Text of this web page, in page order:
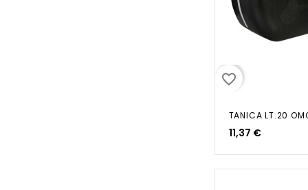
favorite_border
TANICA LT.20
11,37 €